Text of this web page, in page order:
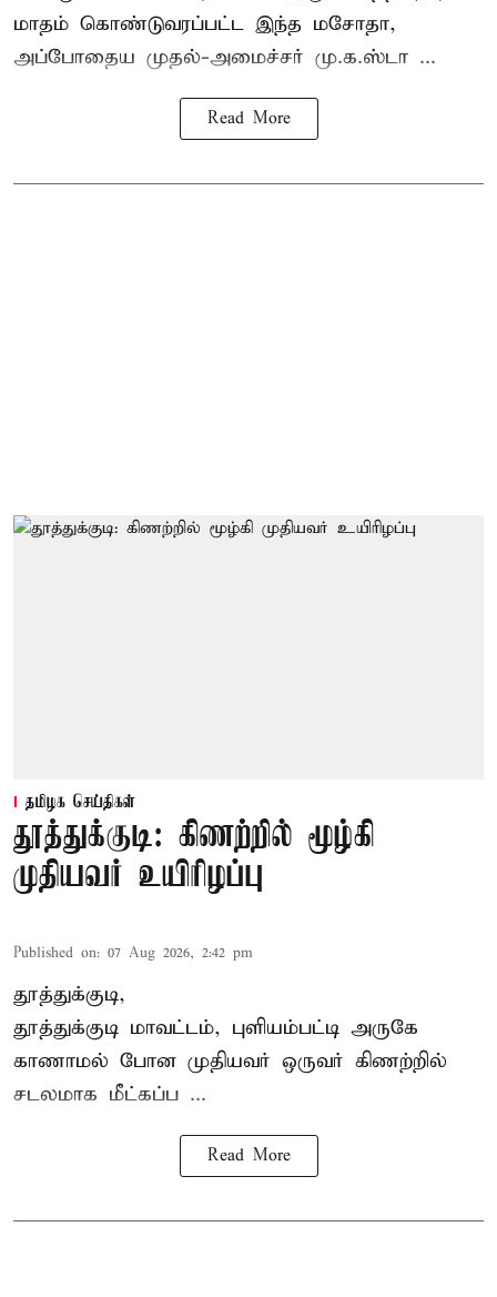
மாதம் கொண்டுவரப்பட்ட இந்த மசோதா,
அப்போதைய முதல்-அமைச்சர் மு.க.ஸ்டா ...
Read More
தமிழக செய்திகள்
தூத்துக்குடி: கிணற்றில் மூழ்கி
முதியவர் உயிரிழப்பு
Published on: 07 Aug 2026, 2:42 pm
தூத்துக்குடி,
தூத்துக்குடி மாவட்டம், புளியம்பட்டி அருகே
காணாமல் போன முதியவர் ஒருவர் கிணற்றில்
சடலமாக மீட்கப்ப ...
Read More